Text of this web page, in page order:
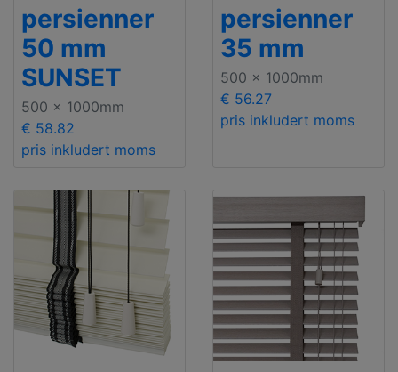
persienner
50 mm
SUNSET
500 x 1000mm
€ 58.82
pris inkludert moms
persienner
35 mm
500 x 1000mm
€ 56.27
pris inkludert moms